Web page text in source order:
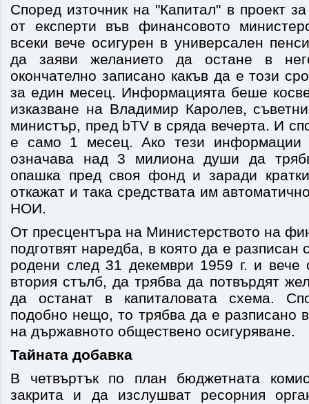
Според източник на "Капитал" в проект
от експерти във финансовото
всеки вече осигурен в универсален
да заяви желанието да остане в
окончателно записано какъв да е този
за един месец. Информацията беше
изказване на Владимир Каролев,
министър, пред bTV в сряда вечерта. И
е само 1 месец. Ако тези
означава над 3 милиона души да
опашка пред своя фонд и заради
откажат и така средствата им
НОИ.
От пресцентъра на Министерството на
подготвят наредба, в която да е разписан
родени след 31 декември 1959 г. и вече
втория стълб, да трябва да потвърдят
да останат в капиталовата схема.
подобно нещо, то трябва да е разписано
на държавното обществено осигуряване.
Тайната добавка
В четвъртък по план бюджетната
закрита и да изслушват ресорния